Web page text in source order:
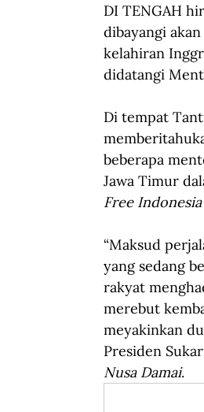
DI TENGAH
dibayangi
kelahiran
didatangi
Di tempat
beberapa
Jawa Timur
Free Indonesia
“Maksud
yang sedang
rakyat
merebut
meyakinkan
Presiden
Nusa Damai.